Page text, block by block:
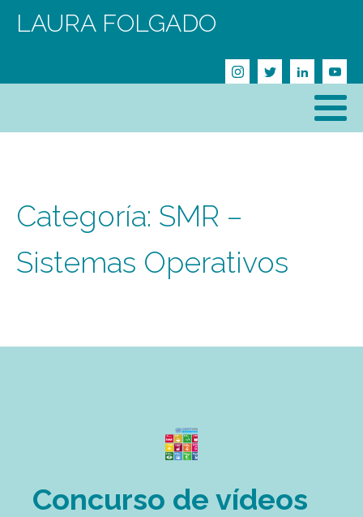
LAURA FOLGADO
Categoría: SMR –
Sistemas Operativos
Concurso de vídeos